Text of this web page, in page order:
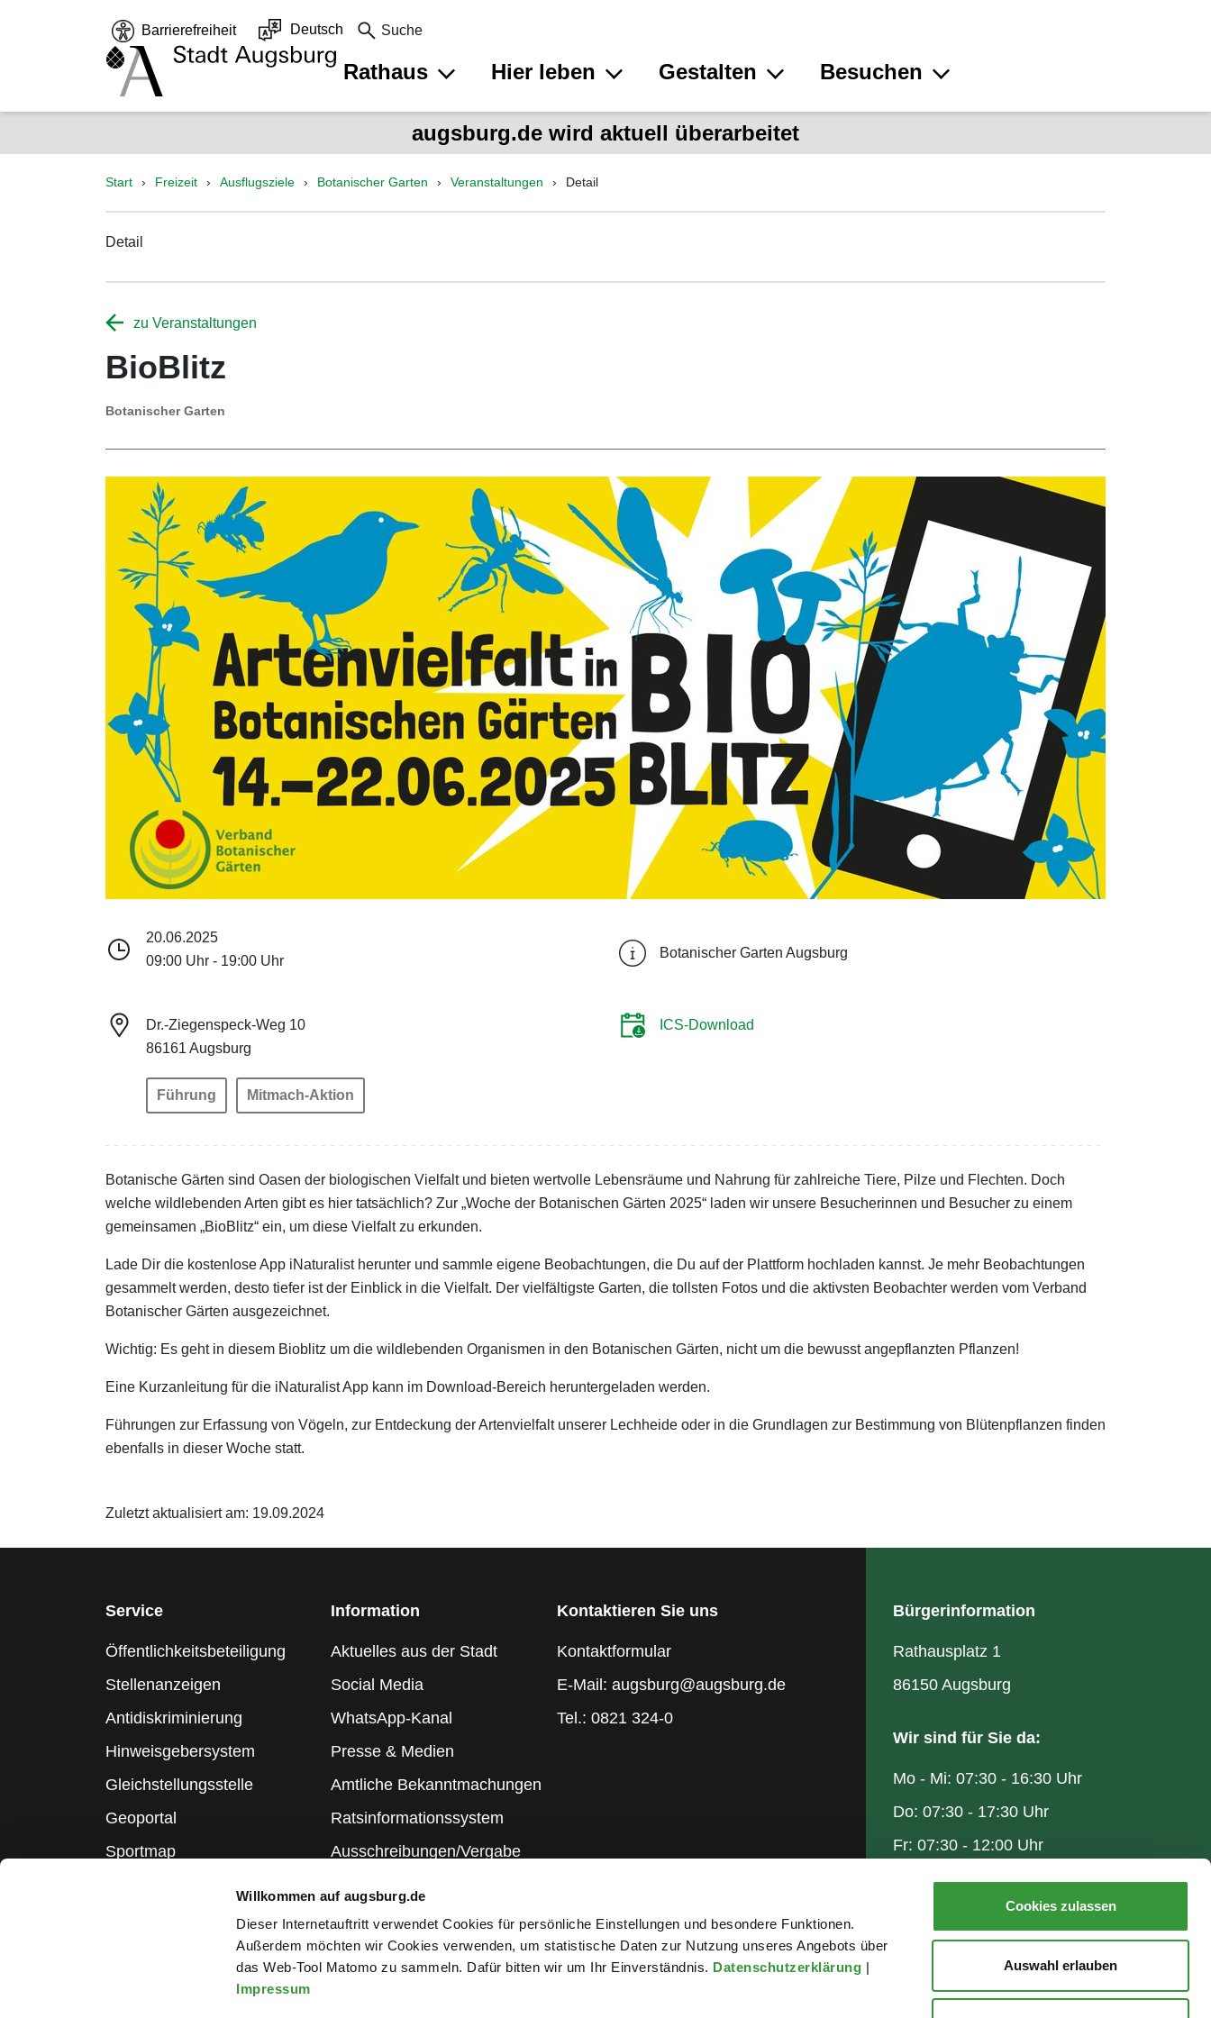
Willkommen auf augsburg.de
Dieser Internetauftritt verwendet Cookies für persönliche Einstellungen und besondere Funktionen.
Außerdem möchten wir Cookies verwenden, um statistische Daten zur Nutzung unseres Angebots über
das Web-Tool Matomo zu sammeln. Dafür bitten wir um Ihr Einverständnis. Datenschutzerklärung |
Impressum
Cookies zulassen
Auswahl erlauben
Barrierefreiheit Deutsch Suche
Rathaus Hier leben Gestalten Besuchen
augsburg.de wird aktuell überarbeitet
Start Freizeit Ausflugsziele Botanischer Garten Veranstaltungen Detail
Detail
zu Veranstaltungen
BioBlitz
Botanischer Garten
20.06.2025
09:00 Uhr - 19:00 Uhr
Botanischer Garten Augsburg
Dr.-Ziegenspeck-Weg 10
86161 Augsburg
ICS-Download
Führung Mitmach-Aktion
Botanische Gärten sind Oasen der biologischen Vielfalt und bieten wertvolle Lebensräume und Nahrung für zahlreiche Tiere, Pilze und Flechten. Doch
welche wildlebenden Arten gibt es hier tatsächlich? Zur „Woche der Botanischen Gärten 2025“ laden wir unsere Besucherinnen und Besucher zu einem
gemeinsamen „BioBlitz“ ein, um diese Vielfalt zu erkunden.
Lade Dir die kostenlose App iNaturalist herunter und sammle eigene Beobachtungen, die Du auf der Plattform hochladen kannst. Je mehr Beobachtungen
gesammelt werden, desto tiefer ist der Einblick in die Vielfalt. Der vielfältigste Garten, die tollsten Fotos und die aktivsten Beobachter werden vom Verband
Botanischer Gärten ausgezeichnet.
Wichtig: Es geht in diesem Bioblitz um die wildlebenden Organismen in den Botanischen Gärten, nicht um die bewusst angepflanzten Pflanzen!
Eine Kurzanleitung für die iNaturalist App kann im Download-Bereich heruntergeladen werden.
Führungen zur Erfassung von Vögeln, zur Entdeckung der Artenvielfalt unserer Lechheide oder in die Grundlagen zur Bestimmung von Blütenpflanzen finden
ebenfalls in dieser Woche statt.
Zuletzt aktualisiert am: 19.09.2024
Service
Öffentlichkeitsbeteiligung
Stellenanzeigen
Antidiskriminierung
Hinweisgebersystem
Gleichstellungsstelle
Geoportal
Sportmap
Information
Aktuelles aus der Stadt
Social Media
WhatsApp-Kanal
Presse & Medien
Amtliche Bekanntmachungen
Ratsinformationssystem
Ausschreibungen/Vergabe
Kontaktieren Sie uns
Kontaktformular
E-Mail: augsburg@augsburg.de
Tel.: 0821 324-0
Bürgerinformation
Rathausplatz 1
86150 Augsburg
Wir sind für Sie da:
Mo - Mi: 07:30 - 16:30 Uhr
Do: 07:30 - 17:30 Uhr
Fr: 07:30 - 12:00 Uhr